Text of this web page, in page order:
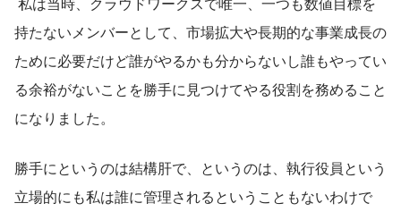
持たないメンバーとして、市場拡大や長期的な事業成長の
ために必要だけど誰がやるかも分からないし誰もやってい
る余裕がないことを勝手に見つけてやる役割を務めること
になりました。
勝手にというのは結構肝で、というのは、執行役員という
立場的にも私は誰に管理されるということもないわけで